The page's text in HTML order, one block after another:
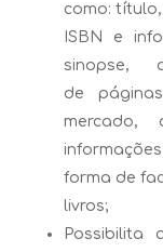
como:
ISBN e
sinopse,
de
mercado,
forma de
livros;
Possibilita